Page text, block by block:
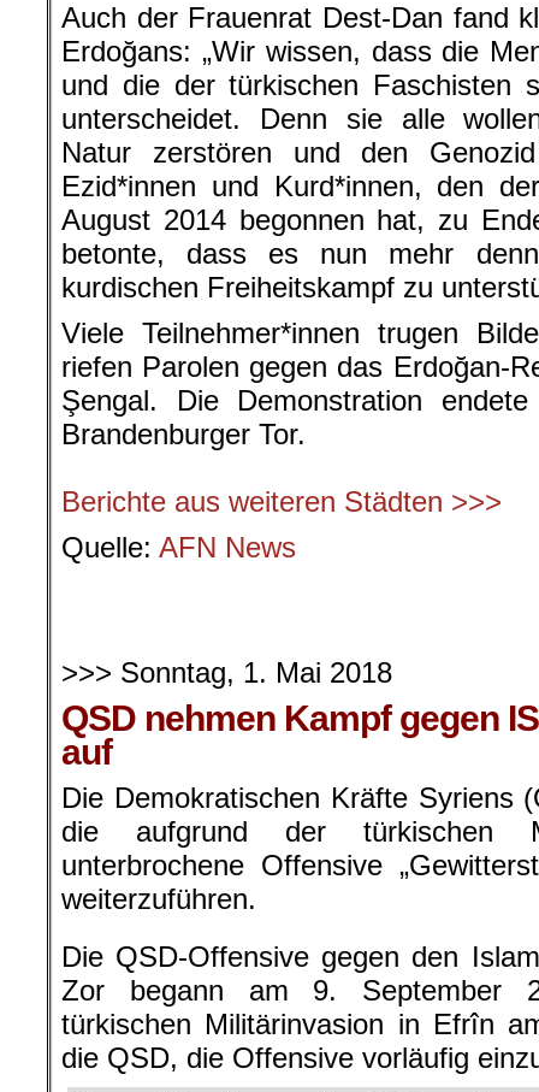
Auch der Frauenrat Dest-Dan fand
Erdoğans: „Wir wissen, dass die
und die der türkischen Faschisten
unterscheidet. Denn sie alle
Natur zerstören und den
Ezid*innen und Kurd*innen, den
August 2014 begonnen hat, zu
betonte, dass es nun mehr
kurdischen Freiheitskampf zu
Viele Teilnehmer*innen trugen
riefen Parolen gegen das Erdoğan-
Şengal. Die Demonstration
Brandenburger Tor.
Berichte aus weiteren Städten >>>
Quelle: AFN News
>>> Sonntag, 1. Mai 2018
QSD nehmen Kampf gegen
auf
Die Demokratischen Kräfte Syriens
die aufgrund der türkischen
unterbrochene Offensive
weiterzuführen.
Die QSD-Offensive gegen den
Zor begann am 9. September
türkischen Militärinvasion in Efrîn
die QSD, die Offensive vorläufig